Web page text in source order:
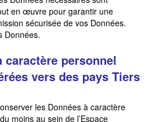
en œuvre pour garantir une
sécurisée de vos Données.
Données.
caractère personnel
vers des pays Tiers
les Données à caractère
moins au sein de l’Espace